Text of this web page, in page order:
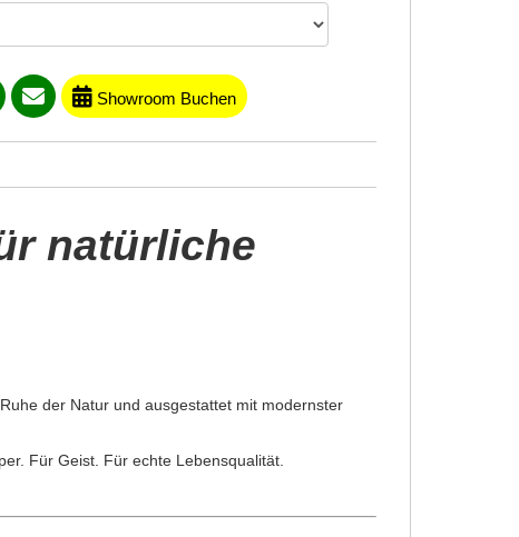
Showroom Buchen
natürliche
Ruhe der Natur und ausgestattet mit modernster
Für Geist. Für echte Lebensqualität.